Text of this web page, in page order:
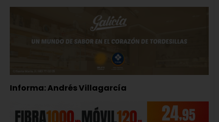
Informa: Andrés Villagarcía